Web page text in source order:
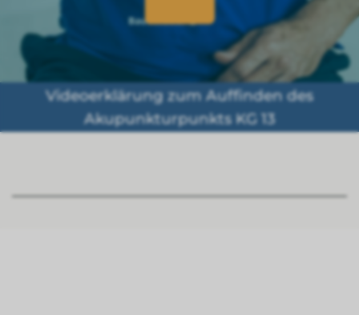
Videoerklärung zum Auffinden des
Akupunkturpunkts KG 13